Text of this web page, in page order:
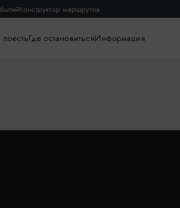
Конструктор маршрутов
поестьГде остановитьсяИнформация